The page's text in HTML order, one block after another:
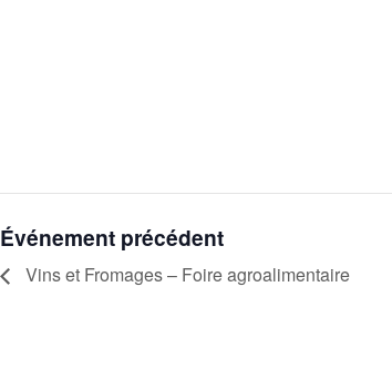
Événement précédent
Vins et Fromages – Foire agroalimentaire